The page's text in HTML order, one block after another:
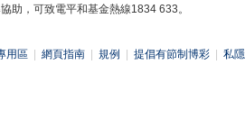
助，可致電平和基金熱線1834 633。
用區 網頁指南 規例 提倡有節制博彩 私